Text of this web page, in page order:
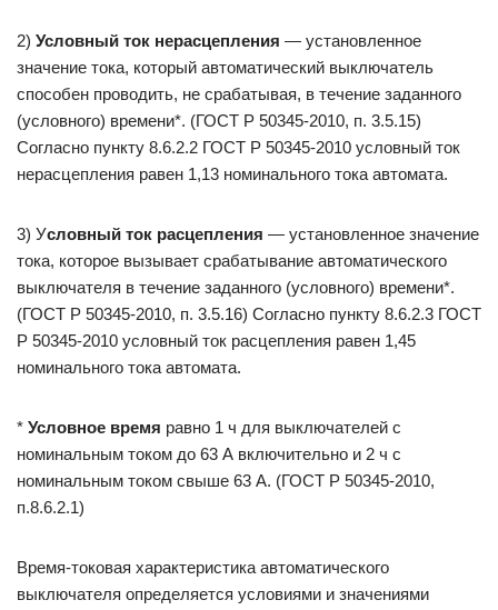
2) Условный ток нерасцепления — установленное
значение тока, который автоматический выключатель
способен проводить, не срабатывая, в течение заданного
(условного) времени*. (ГОСТ Р 50345-2010, п. 3.5.15)
Согласно пункту 8.6.2.2 ГОСТ Р 50345-2010 условный ток
нерасцепления равен 1,13 номинального тока автомата.
3) Условный ток расцепления — установленное значение
тока, которое вызывает срабатывание автоматического
выключателя в течение заданного (условного) времени*.
(ГОСТ Р 50345-2010, п. 3.5.16) Согласно пункту 8.6.2.3 ГОСТ
Р 50345-2010 условный ток расцепления равен 1,45
номинального тока автомата.
* Условное время равно 1 ч для выключателей с
номинальным током до 63 А включительно и 2 ч с
номинальным током свыше 63 А. (ГОСТ Р 50345-2010,
п.8.6.2.1)
Время-токовая характеристика автоматического
выключателя определяется условиями и значениями